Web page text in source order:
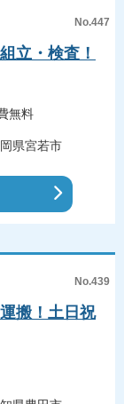
No.447
立・検査！
無料
県宮若市
No.439
搬！土日祝